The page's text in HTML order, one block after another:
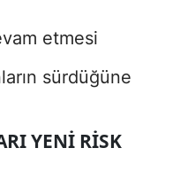
etmesi
sürdüğüne
YENI RISK